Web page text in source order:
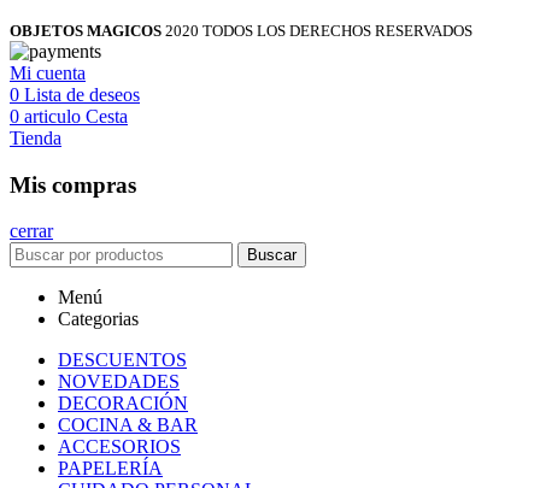
OBJETOS MAGICOS 2020 TODOS LOS DERECHOS RESERVADOS
Mi cuenta
0 Lista de deseos
0 articulo Cesta
Tienda
Mis compras
cerrar
Buscar
Menú
Categorias
DESCUENTOS
NOVEDADES
DECORACIÓN
COCINA & BAR
ACCESORIOS
PAPELERÍA